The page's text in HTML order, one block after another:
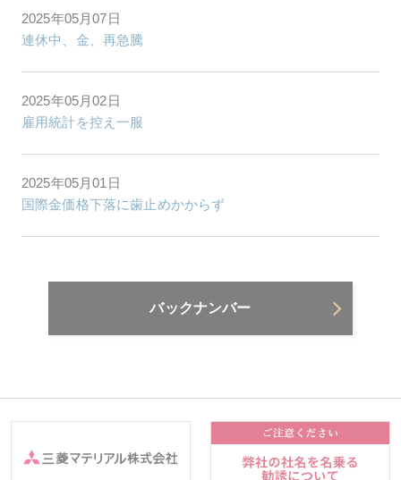
2025年05月07日
連休中、金、再急騰
2025年05月02日
雇用統計を控え一服
2025年05月01日
国際金価格下落に歯止めかからず
バックナンバー